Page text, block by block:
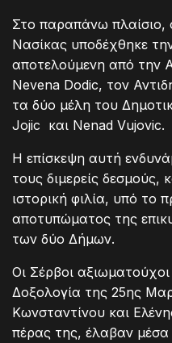
Στο παραπάνω
Νασίκας υποδέχθηκε
αποτελούμενη από την
Nevena Dodic, τον
τα δύο μέλη του
Jojic και Nenad Vujovic.
Η επίσκεψη αυτή
τους διμερείς
ιστορική φιλία, υπό το
αποτυπώματος της
των δύο Δήμων.
Οι Σέρβοι
Δοξολογία της 25ης
Κωνσταντίνου και
πέρας της, έλαβαν μέσα